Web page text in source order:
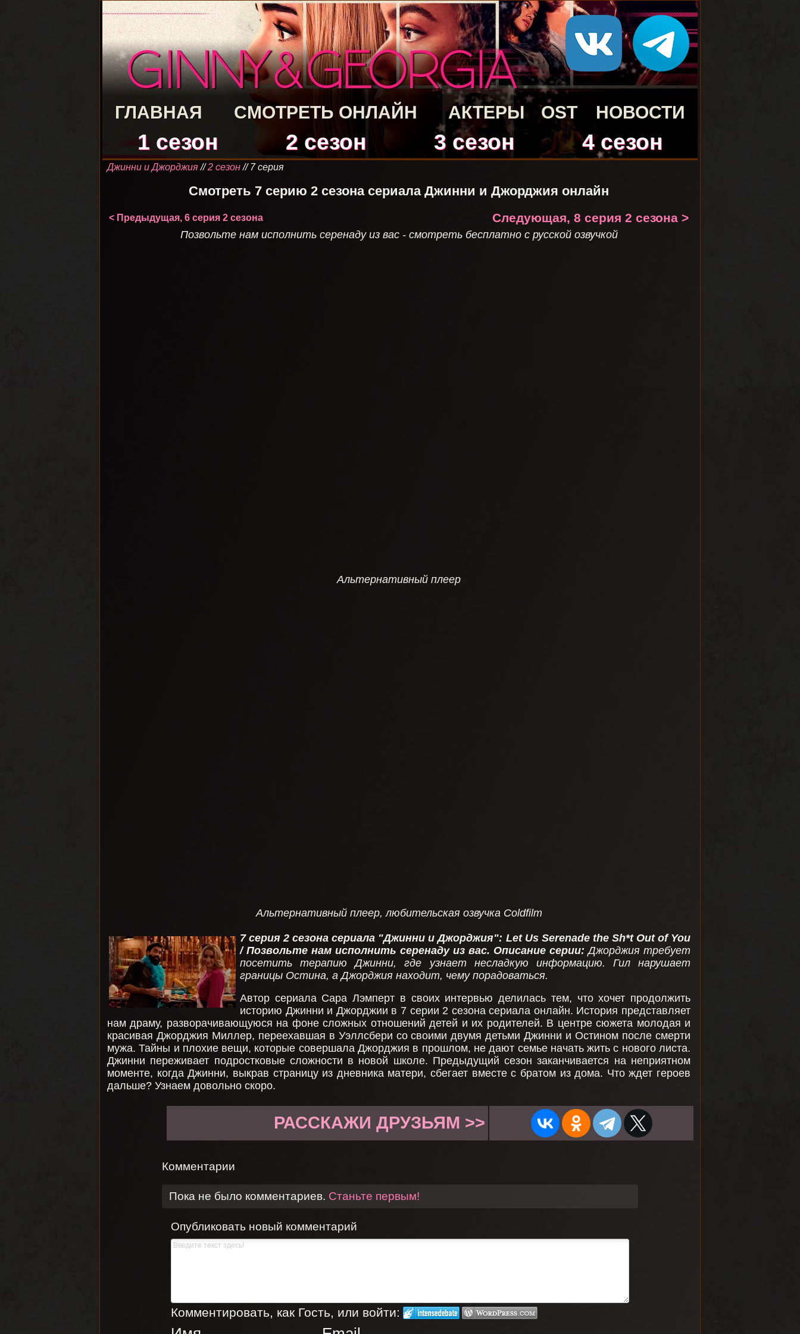
ГЛАВНАЯ СМОТРЕТЬ ОНЛАЙН АКТЕРЫ OST НОВОСТИ
1 сезон 2 сезон 3 сезон 4 сезон
Джинни и Джорджия//2 сезон // 7 серия
Смотреть 7 серию 2 сезона сериала Джинни и Джорджия онлайн
< Предыдущая, 6 серия 2 сезона Следующая, 8 серия 2 сезона >
Позвольте нам исполнить серенаду из вас - смотреть бесплатно с русской озвучкой
Альтернативный плеер
Альтернативный плеер, любительская озвучка Coldfilm
7 серия 2 сезона сериала "Джинни и Джорджия": Let Us Serenade the Sh*t Out of You
/ Позвольте нам исполнить серенаду из вас. Описание серии:Джорджия требует
посетить терапию Джинни, где узнает несладкую информацию. Гил нарушает
границы Остина, а Джорджия находит, чему порадоваться.
Автор сериала Сара Лэмперт в своих интервью делилась тем, что хочет продолжить
историю Джинни и Джорджии в 7 серии 2 сезона сериала онлайн. История представляет
нам драму, разворачивающуюся на фоне сложных отношений детей и их родителей. В центре сюжета молодая и
красивая Джорджия Миллер, переехавшая в Уэллсбери со своими двумя детьми Джинни и Остином после смерти
мужа. Тайны и плохие вещи, которые совершала Джорджия в прошлом, не дают семье начать жить с нового листа.
Джинни переживает подростковые сложности в новой школе. Предыдущий сезон заканчивается на неприятном
моменте, когда Джинни, выкрав страницу из дневника матери, сбегает вместе с братом из дома. Что ждет героев
дальше? Узнаем довольно скоро.
РАССКАЖИ ДРУЗЬЯМ >>
Комментарии
Пока не было комментариев. Станьте первым!
Опубликовать новый комментарий
Комментировать, как Гость, или войти: